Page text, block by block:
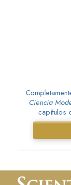
Ciencia
capítulos